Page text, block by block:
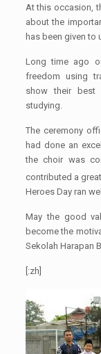
At this occasion,
about the
has been given to
Long time ago
freedom using
show their best
studying.
The ceremony
had done an
the choir was
contributed a
Heroes Day ran
May the good
become the
Sekolah Harapan
[:zh]